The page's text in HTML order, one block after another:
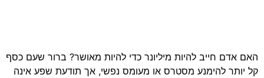
האם אדם חייב להיות מיליונר כדי להיות מאושר? ברור שעם כסף
קל יותר להימנע מסטרס או מעומס נפשי, אך תודעת שפע אינה